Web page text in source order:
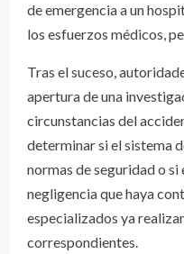
de emergencia a un
los esfuerzos médicos,
Tras el suceso,
apertura de una
circunstancias del
determinar si el sistema
normas de seguridad o
negligencia que haya
especializados ya
correspondientes.